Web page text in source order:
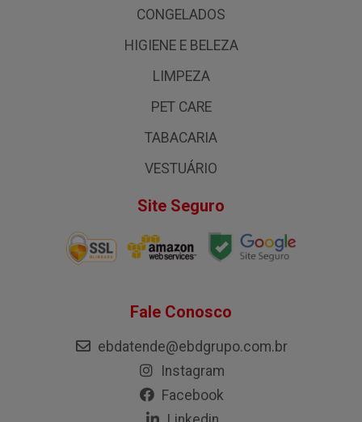
CONGELADOS
HIGIENE E BELEZA
LIMPEZA
PET CARE
TABACARIA
VESTUÁRIO
Site Seguro
Fale Conosco
ebdatende@ebdgrupo.com.br
Instagram
Facebook